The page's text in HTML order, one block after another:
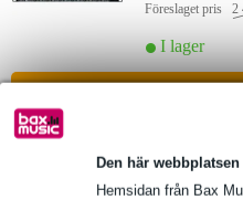
Den här
Hemsidan från Bax
Föreslaget pris 2
I lager
Tascam